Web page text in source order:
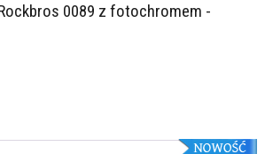
0089 z fotochromem -